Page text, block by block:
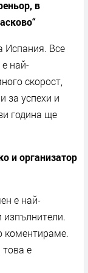
в
Испания. Все
е най-
скорост,
за успехи и
година ще
и организатор
е най-
изпълнители.
коментираме.
е